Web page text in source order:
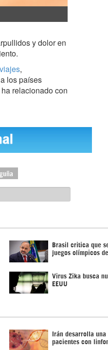
y dolor en
,
los países
relacionado con
Brasil critica que
juegos olímpicos
Virus Zika busca
EEUU
Irán desarrolla una
pacientes con